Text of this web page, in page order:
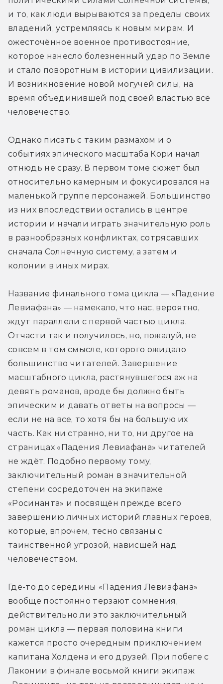
и то, как люди вырываются за пределы своих
владений, устремляясь к новым мирам. И
ожесточённое военное противостояние,
которое нанесло болезненный удар по Земле
и стало поворотным в истории цивилизации.
И возникновение новой могучей силы, на
время объединившей под своей властью всё
человечество.
Однако писать с таким размахом и о
событиях эпического масштаба Кори начал
отнюдь не сразу. В первом томе сюжет был
относительно камерным и фокусировался на
маленькой группе персонажей. Большинство
из них впоследствии остались в центре
истории и начали играть значительную роль
в разнообразных конфликтах, сотрясавших
сначала Солнечную систему, а затем и
колонии в иных мирах.
Название финального тома цикла — «Падение
Левиафана» — намекало, что нас, вероятно,
ждут параллели с первой частью цикла.
Отчасти так и получилось, но, пожалуй, не
совсем в том смысле, которого ожидало
большинство читателей. Завершение
масштабного цикла, растянувшегося аж на
девять романов, вроде бы должно быть
эпическим и давать ответы на вопросы —
если не на все, то хотя бы на большую их
часть. Как ни странно, ни то, ни другое на
страницах «Падения Левиафана» читателей
не ждёт. Подобно первому тому,
заключительный роман в значительной
степени сосредоточен на экипаже
«Росинанта» и посвящён прежде всего
завершению личных историй главных героев,
которые, впрочем, тесно связаны с
таинственной угрозой, нависшей над
человечеством.
Где-то до середины «Падения Левиафана»
вообще постоянно терзают сомнения,
действительно ли это заключительный
роман цикла — первая половина книги
кажется просто очередным приключением
капитана Холдена и его друзей. При побеге с
Лаконии в финале восьмой книги экипаж